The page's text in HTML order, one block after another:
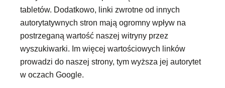
tabletów. Dodatkowo, linki zwrotne od innych
autorytatywnych stron mają ogromny wpływ na
postrzeganą wartość naszej witryny przez
wyszukiwarki. Im więcej wartościowych linków
prowadzi do naszej strony, tym wyższa jej autorytet
w oczach Google.